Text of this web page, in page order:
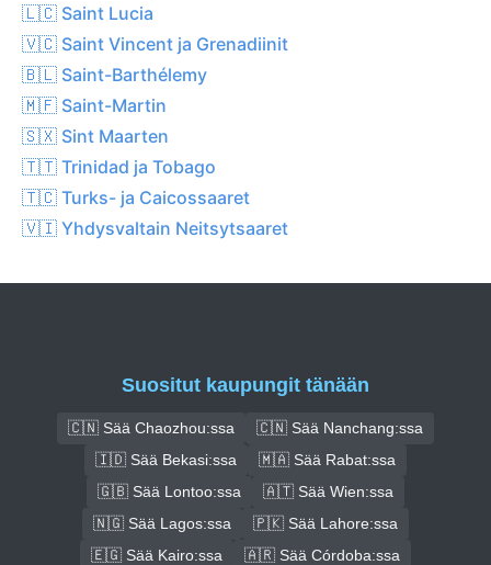
🇱🇨 Saint Lucia
🇻🇨 Saint Vincent ja Grenadiinit
🇧🇱 Saint-Barthélemy
🇲🇫 Saint-Martin
🇸🇽 Sint Maarten
🇹🇹 Trinidad ja Tobago
🇹🇨 Turks- ja Caicossaaret
🇻🇮 Yhdysvaltain Neitsytsaaret
Suositut kaupungit tänään
🇨🇳 Sää Chaozhou:ssa
🇨🇳 Sää Nanchang:ssa
🇮🇩 Sää Bekasi:ssa
🇲🇦 Sää Rabat:ssa
🇬🇧 Sää Lontoo:ssa
🇦🇹 Sää Wien:ssa
🇳🇬 Sää Lagos:ssa
🇵🇰 Sää Lahore:ssa
🇪🇬 Sää Kairo:ssa
🇦🇷 Sää Córdoba:ssa